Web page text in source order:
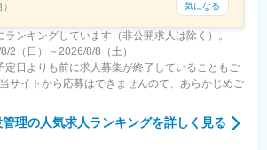
気になる
ンキングしています（非公開求人は除く）。
2（日）～2026/8/8（土）
定日よりも前に求人募集が終了していることもご
サイトから応募はできませんので、あらかじめご
管理の人気求人ランキングを詳しく見る